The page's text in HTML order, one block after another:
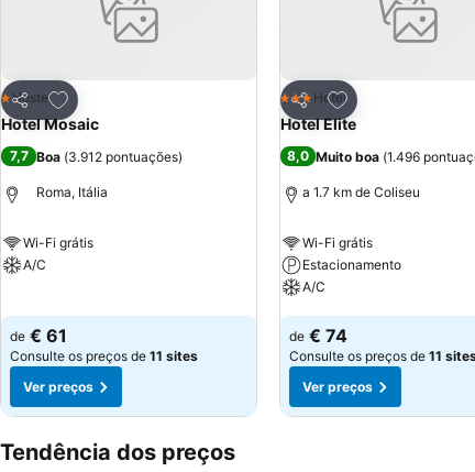
Partilhar
Adicionar aos favoritos
1 Estrelas
Hostel
Hotel Mosaic
7,7 Boa (3.912 pontuações)
Roma, Itália
Wi-Fi grátis
A/C
de € 61
Consulte os preços de 11 sites
Ver preços
Partilhar
Adicionar aos
3 Estrelas
Hotel
Hotel Elite
8,0 Muito boa (1.496
a 1.7 km de Coliseu
Wi-Fi grátis
Estacionamento
A/C
Ver preços
de € 74
Consulte os preços de 11
Ver preços
Tendência dos preços